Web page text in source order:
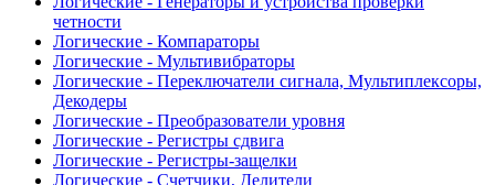
четности
Логические - Компараторы
Логические - Мультивибраторы
Логические - Переключатели сигнала, Мультиплексоры,
Декодеры
Логические - Преобразователи уровня
Логические - Регистры сдвига
Логические - Регистры-защелки
Логические - Счетчики, Делители